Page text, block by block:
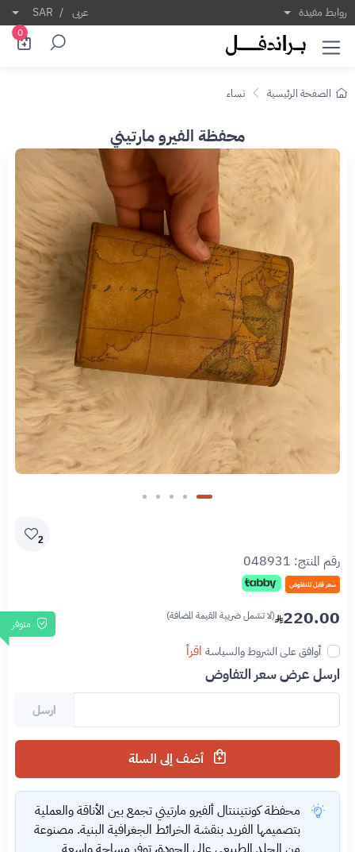
روابط مفيدة عربى /
SAR
0
الصفحة الرئيسية نساء
محفظة الفيرو مارتيني
2
رقم المنتج: 048931
سعر قابل للتفاوض
متوفر 220.00 (لا تشمل ضريبة القيمة المضافة)
أوافق على الشروط والسياسة اقرأ
ارسل عرض سعر التفاوض
ارسل
محفظة كونتيننتال ألفيرو مارتيني تجمع بين الأناقة والعملية
بتصميمها الفريد بنقشة الخرائط الجغرافية البنية. مصنوعة